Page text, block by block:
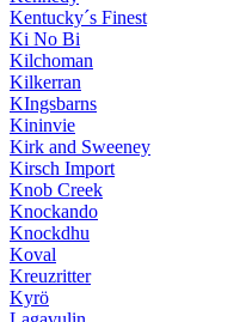
Kentucky´s Finest
Ki No Bi
Kilchoman
Kilkerran
KIngsbarns
Kininvie
Kirk and Sweeney
Kirsch Import
Knob Creek
Knockando
Knockdhu
Koval
Kreuzritter
Kyrö